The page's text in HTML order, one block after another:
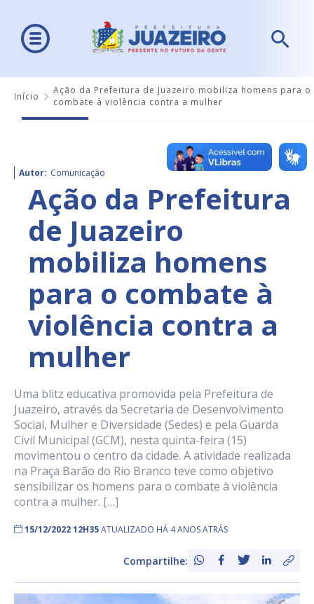
Início
Ação da Prefeitura de Juazeiro mobiliza homens para o
combate à violência contra a mulher
Autor: Comunicação
Ação da Prefeitura
de Juazeiro
mobiliza homens
para o combate à
violência contra a
mulher
Uma blitz educativa promovida pela Prefeitura de
Juazeiro, através da Secretaria de Desenvolvimento
Social, Mulher e Diversidade (Sedes) e pela Guarda
Civil Municipal (GCM), nesta quinta-feira (15)
movimentou o centro da cidade. A atividade realizada
na Praça Barão do Rio Branco teve como objetivo
sensibilizar os homens para o combate à violência
contra a mulher. […]
15/12/2022 12H35ATUALIZADO HÁ 4 ANOS ATRÁS
Compartilhe: